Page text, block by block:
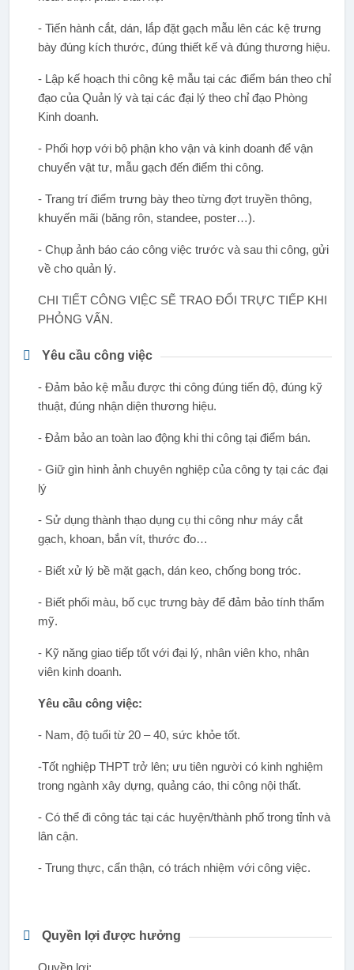
- Tiến hành cắt, dán, lắp đặt gạch mẫu lên các kệ trưng
bày đúng kích thước, đúng thiết kế và đúng thương hiệu.
- Lập kế hoạch thi công kệ mẫu tại các điểm bán theo chỉ
đạo của Quản lý và tại các đại lý theo chỉ đạo Phòng
Kinh doanh.
- Phối hợp với bộ phận kho vận và kinh doanh để vận
chuyển vật tư, mẫu gạch đến điểm thi công.
- Trang trí điểm trưng bày theo từng đợt truyền thông,
khuyến mãi (băng rôn, standee, poster…).
- Chụp ảnh báo cáo công việc trước và sau thi công, gửi
về cho quản lý.
CHI TIẾT CÔNG VIỆC SẼ TRAO ĐỔI TRỰC TIẾP KHI
PHỎNG VẤN.
Yêu cầu công việc
- Đảm bảo kệ mẫu được thi công đúng tiến độ, đúng kỹ
thuật, đúng nhận diện thương hiệu.
- Đảm bảo an toàn lao động khi thi công tại điểm bán.
- Giữ gìn hình ảnh chuyên nghiệp của công ty tại các đại
lý
- Sử dụng thành thạo dụng cụ thi công như máy cắt
gạch, khoan, bắn vít, thước đo…
- Biết xử lý bề mặt gạch, dán keo, chống bong tróc.
- Biết phối màu, bố cục trưng bày để đảm bảo tính thẩm
mỹ.
- Kỹ năng giao tiếp tốt với đại lý, nhân viên kho, nhân
viên kinh doanh.
Yêu cầu công việc:
- Nam, độ tuổi từ 20 – 40, sức khỏe tốt.
-Tốt nghiệp THPT trở lên; ưu tiên người có kinh nghiệm
trong ngành xây dựng, quảng cáo, thi công nội thất.
- Có thể đi công tác tại các huyện/thành phố trong tỉnh và
lân cận.
- Trung thực, cẩn thận, có trách nhiệm với công việc.
Quyền lợi được hưởng